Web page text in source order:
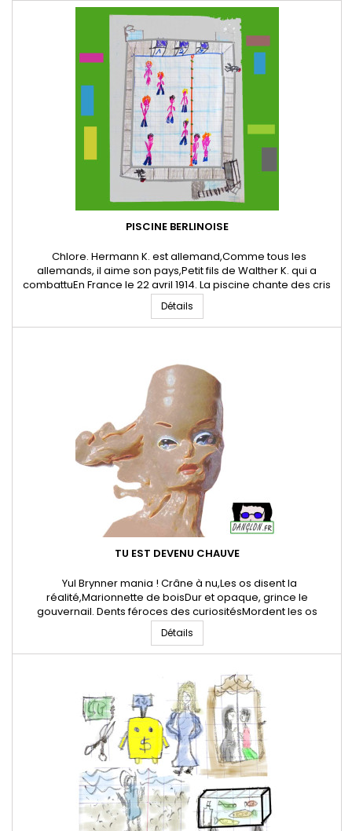
PISCINE BERLINOISE
Chlore. Hermann K. est allemand,Comme tous les
allemands, il aime son pays,Petit fils de Walther K. qui a
combattuEn France le 22 avril 1914. La piscine chante des cris
d'enfants,Des splatchs d'eau éclabousséeDe grande
intensité retentissent.Une légère odeur de chlore flotte sur le
bassin.Hermann K. se souvient des récits de son grand
Détails
TU EST DEVENU CHAUVE
Yul Brynner mania ! Crâne à nu,Les os disent la
réalité,Marionnette de boisDur et opaque, grince le
gouvernail. Dents féroces des curiositésMordent les os
épaisLes rêves restent à l'isolement,Souvenirs circulatoires,
cyclo. Tu te souviens de ta jeunesseTu étais coquetTon
peingne toujours en pocheYul est ton modèle aujourd'hui.
Détails